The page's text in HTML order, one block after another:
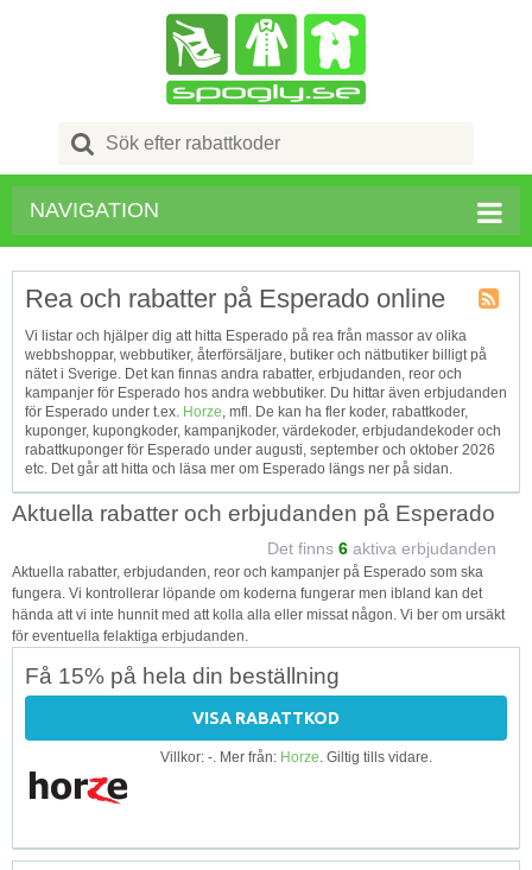
Search
for:
NAVIGATION
Tagg
Rea och rabatter på Esperado online
Vi listar och hjälper dig att hitta Esperado på rea från massor av olika
webbshoppar, webbutiker, återförsäljare, butiker och nätbutiker billigt på
nätet i Sverige. Det kan finnas andra rabatter, erbjudanden, reor och
kampanjer för Esperado hos andra webbutiker. Du hittar även erbjudanden
för Esperado under t.ex. Horze, mfl. De kan ha fler koder, rabattkoder,
kuponger, kupongkoder, kampanjkoder, värdekoder, erbjudandekoder och
rabattkuponger för Esperado under augusti, september och oktober 2026
etc. Det går att hitta och läsa mer om Esperado längs ner på sidan.
Aktuella rabatter och erbjudanden på Esperado
Det finns 6 aktiva erbjudanden
Aktuella rabatter, erbjudanden, reor och kampanjer på Esperado som ska
fungera. Vi kontrollerar löpande om koderna fungerar men ibland kan det
hända att vi inte hunnit med att kolla alla eller missat någon. Vi ber om ursäkt
för eventuella felaktiga erbjudanden.
Få 15% på hela din beställning
VISA RABATTKOD
Villkor: -. Mer från: Horze. Giltig tills vidare.